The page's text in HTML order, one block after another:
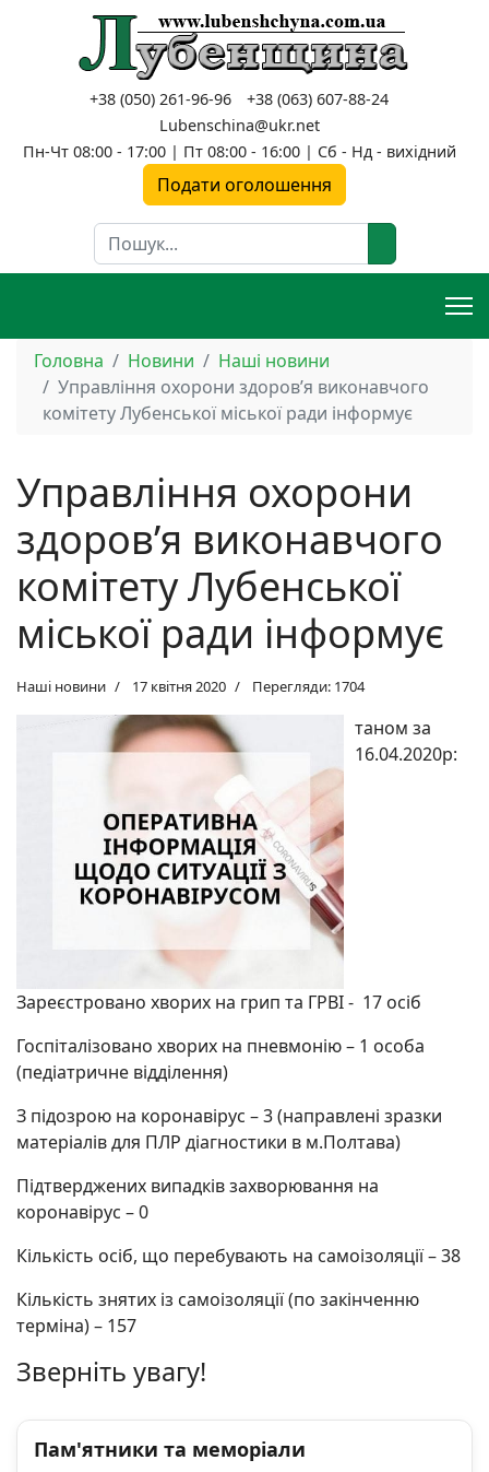
+38 (050) 261-96-96
+38 (063) 607-88-24
Lubenschina@ukr.net
Пн-Чт 08:00 - 17:00 | Пт 08:00 - 16:00 | Сб - Нд - вихідний
Подати оголошення
Пошук
Головна Новини
Наші новини
Управління охорони здоров’я виконавчого
комітету Лубенської міської ради інформує
Управління охорони
здоров’я виконавчого
комітету Лубенської
міської ради інформує
Наші новини 17 квітня 2020 Перегляди: 1704
таном за
16.04.2020р:
Зареєстровано хворих на грип та ГРВІ - 17 осіб
Госпіталізовано хворих на пневмонію – 1 особа
(педіатричне відділення)
З підозрою на коронавірус – 3 (направлені зразки
матеріалів для ПЛР діагностики в м.Полтава)
Підтверджених випадків захворювання на
коронавірус – 0
Кількість осіб, що перебувають на самоізоляції – 38
Кількість знятих із самоізоляції (по закінченню
терміна) – 157
Зверніть увагу!
Пам'ятники та меморіали